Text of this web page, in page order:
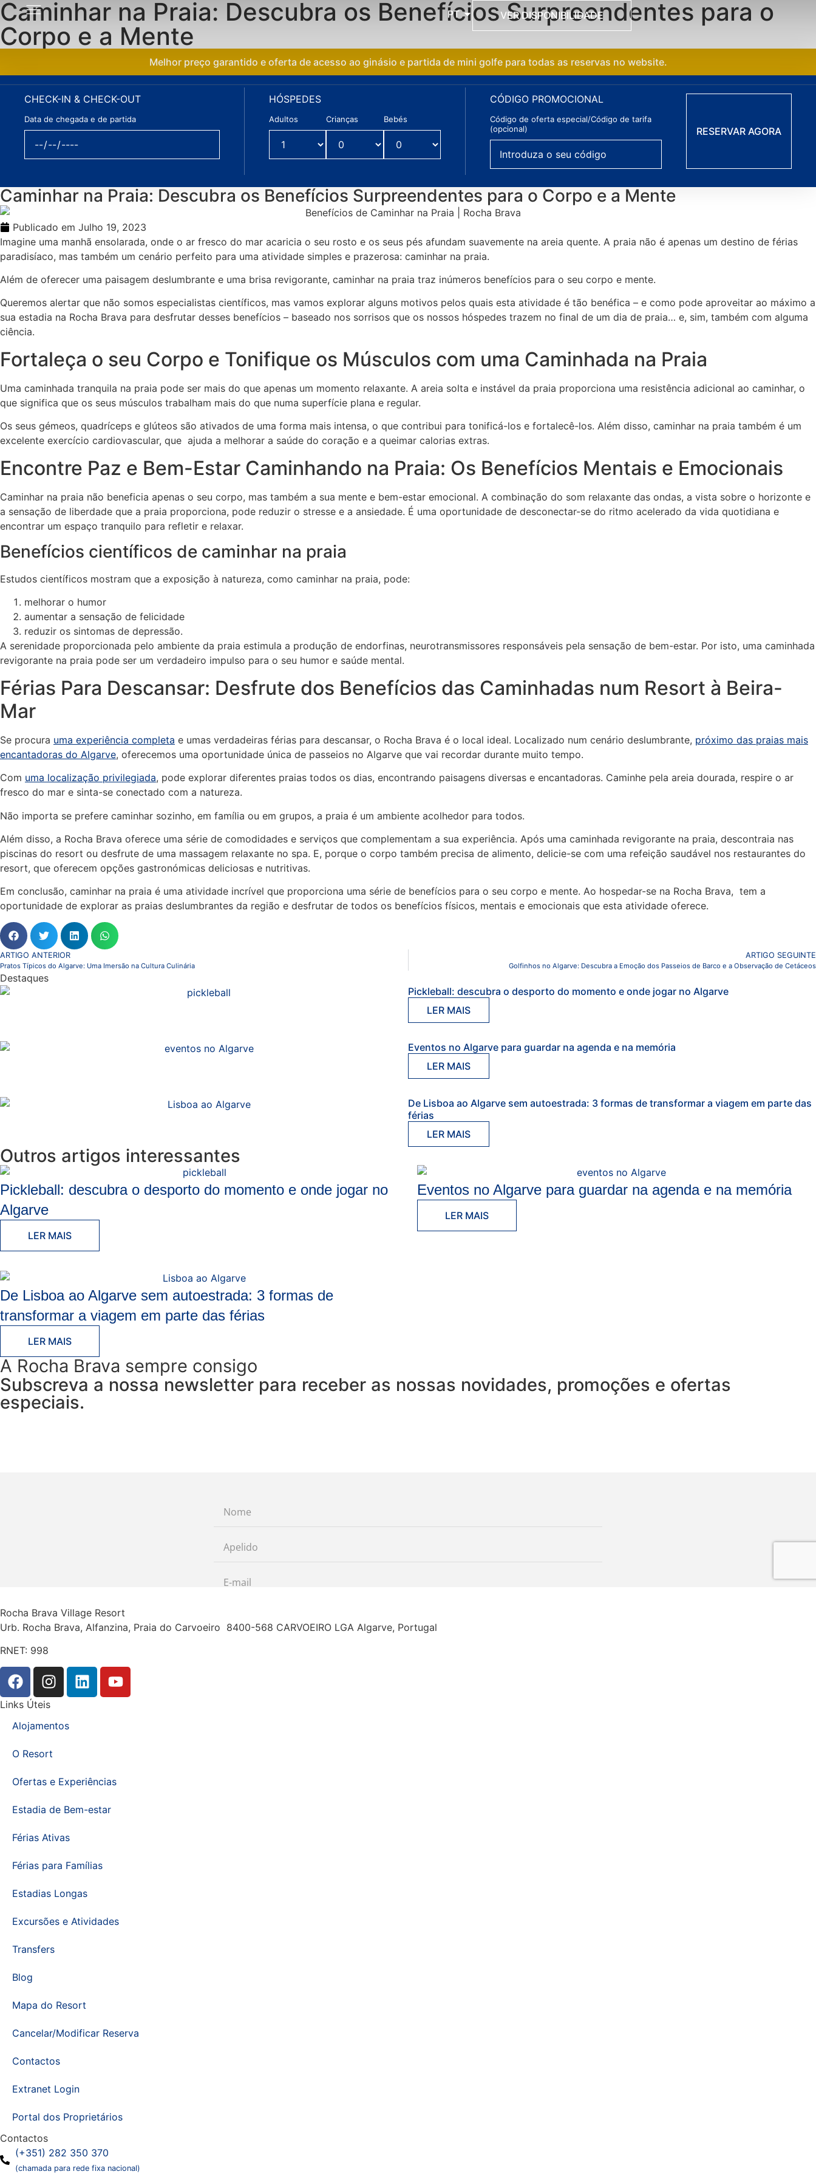
PT VER DISPONIBILIDADE
Caminhar na Praia: Descubra os Benefícios Surpreendentes para o
Corpo e a Mente
Melhor preço garantido e oferta de acesso ao ginásio e partida de mini golfe para todas as reservas no website.
CHECK-IN & CHECK-OUT
Data de chegada e de partida
HÓSPEDES
Adultos Crianças Bebés
CÓDIGO PROMOCIONAL
Código de oferta especial/Código de tarifa
(opcional)
Caminhar na Praia: Descubra os Benefícios Surpreendentes para o Corpo e a Mente
Publicado em Julho 19, 2023
Imagine uma manhã ensolarada, onde o ar fresco do mar acaricia o seu rosto e os seus pés afundam suavemente na areia quente. A praia não é apenas um destino de férias
paradisíaco, mas também um cenário perfeito para uma atividade simples e prazerosa: caminhar na praia.
Além de oferecer uma paisagem deslumbrante e uma brisa revigorante, caminhar na praia traz inúmeros benefícios para o seu corpo e mente.
Queremos alertar que não somos especialistas científicos, mas vamos explorar alguns motivos pelos quais esta atividade é tão benéfica – e como pode aproveitar ao máximo a
sua estadia na Rocha Brava para desfrutar desses benefícios – baseado nos sorrisos que os nossos hóspedes trazem no final de um dia de praia… e, sim, também com alguma
ciência.
Fortaleça o seu Corpo e Tonifique os Músculos com uma Caminhada na Praia
Uma caminhada tranquila na praia pode ser mais do que apenas um momento relaxante. A areia solta e instável da praia proporciona uma resistência adicional ao caminhar, o
que significa que os seus músculos trabalham mais do que numa superfície plana e regular.
Os seus gémeos, quadríceps e glúteos são ativados de uma forma mais intensa, o que contribui para tonificá-los e fortalecê-los. Além disso, caminhar na praia também é um
excelente exercício cardiovascular, que ajuda a melhorar a saúde do coração e a queimar calorias extras.
Encontre Paz e Bem-Estar Caminhando na Praia: Os Benefícios Mentais e Emocionais
Caminhar na praia não beneficia apenas o seu corpo, mas também a sua mente e bem-estar emocional. A combinação do som relaxante das ondas, a vista sobre o horizonte e
a sensação de liberdade que a praia proporciona, pode reduzir o stresse e a ansiedade. É uma oportunidade de desconectar-se do ritmo acelerado da vida quotidiana e
encontrar um espaço tranquilo para refletir e relaxar.
Benefícios científicos de caminhar na praia
Estudos científicos mostram que a exposição à natureza, como caminhar na praia, pode:
melhorar o humor
aumentar a sensação de felicidade
reduzir os sintomas de depressão.
A serenidade proporcionada pelo ambiente da praia estimula a produção de endorfinas, neurotransmissores responsáveis pela sensação de bem-estar. Por isto, uma caminhada
revigorante na praia pode ser um verdadeiro impulso para o seu humor e saúde mental.
Férias Para Descansar: Desfrute dos Benefícios das Caminhadas num Resort à Beira-
Mar
Se procura uma experiência completa e umas verdadeiras férias para descansar, o Rocha Brava é o local ideal. Localizado num cenário deslumbrante, próximo das praias mais
encantadoras do Algarve, oferecemos uma oportunidade única de passeios no Algarve que vai recordar durante muito tempo.
Com uma localização privilegiada, pode explorar diferentes praias todos os dias, encontrando paisagens diversas e encantadoras. Caminhe pela areia dourada, respire o ar
fresco do mar e sinta-se conectado com a natureza.
Não importa se prefere caminhar sozinho, em família ou em grupos, a praia é um ambiente acolhedor para todos.
Além disso, a Rocha Brava oferece uma série de comodidades e serviços que complementam a sua experiência. Após uma caminhada revigorante na praia, descontraia nas
piscinas do resort ou desfrute de uma massagem relaxante no spa. E, porque o corpo também precisa de alimento, delicie-se com uma refeição saudável nos restaurantes do
resort, que oferecem opções gastronómicas deliciosas e nutritivas.
Em conclusão, caminhar na praia é uma atividade incrível que proporciona uma série de benefícios para o seu corpo e mente. Ao hospedar-se na Rocha Brava, tem a
oportunidade de explorar as praias deslumbrantes da região e desfrutar de todos os benefícios físicos, mentais e emocionais que esta atividade oferece.
ARTIGO ANTERIOR
Pratos Típicos do Algarve: Uma Imersão na Cultura Culinária
ARTIGO SEGUINTE
Golfinhos no Algarve: Descubra a Emoção dos Passeios de Barco e a Observação de Cetáceos
Destaques
Pickleball: descubra o desporto do momento e onde jogar no Algarve
LER MAIS
Eventos no Algarve para guardar na agenda e na memória
LER MAIS
De Lisboa ao Algarve sem autoestrada: 3 formas de transformar a viagem em parte das
férias
LER MAIS
Outros artigos interessantes
Pickleball: descubra o desporto do momento e onde jogar no
Algarve
LER MAIS
Eventos no Algarve para guardar na agenda e na memória
LER MAIS
De Lisboa ao Algarve sem autoestrada: 3 formas de
transformar a viagem em parte das férias
LER MAIS
A Rocha Brava sempre consigo
Subscreva a nossa newsletter para receber as nossas novidades, promoções e ofertas
especiais.
Rocha Brava Village Resort
Urb. Rocha Brava, Alfanzina, Praia do Carvoeiro 8400-568 CARVOEIRO LGA Algarve, Portugal
RNET: 998
Links Úteis
Alojamentos
O Resort
Ofertas e Experiências
Estadia de Bem-estar
Férias Ativas
Férias para Famílias
Estadias Longas
Excursões e Atividades
Transfers
Blog
Mapa do Resort
Cancelar/Modificar Reserva
Contactos
Extranet Login
Portal dos Proprietários
Contactos
(+351) 282 350 370
(chamada para rede fixa nacional)